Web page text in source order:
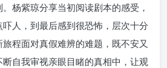
杨紫琼分享当初阅读剧本的感受，
人，到最后感到很恐怖，层次十分
程面对真假难辨的难题，既不安又
自我审视亲眼目睹的真相中，让观